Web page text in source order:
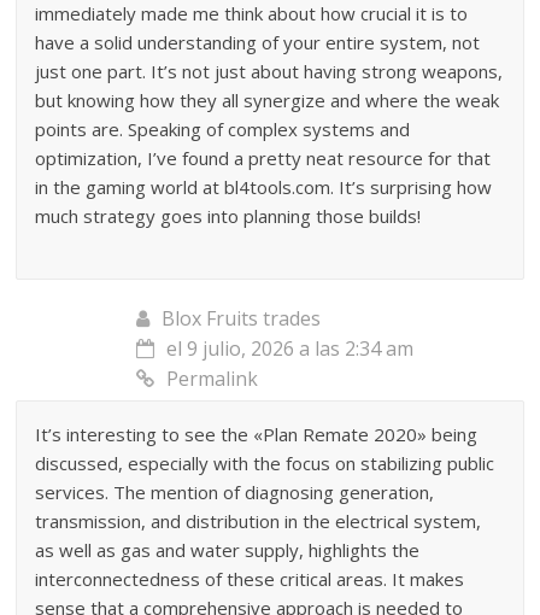
immediately made me think about how crucial it is to
have a solid understanding of your entire system, not
just one part. It’s not just about having strong weapons,
but knowing how they all synergize and where the weak
points are. Speaking of complex systems and
optimization, I’ve found a pretty neat resource for that
in the gaming world at bl4tools.com. It’s surprising how
much strategy goes into planning those builds!
Blox Fruits trades
el 9 julio, 2026 a las 2:34 am
Permalink
It’s interesting to see the «Plan Remate 2020» being
discussed, especially with the focus on stabilizing public
services. The mention of diagnosing generation,
transmission, and distribution in the electrical system,
as well as gas and water supply, highlights the
interconnectedness of these critical areas. It makes
sense that a comprehensive approach is needed to